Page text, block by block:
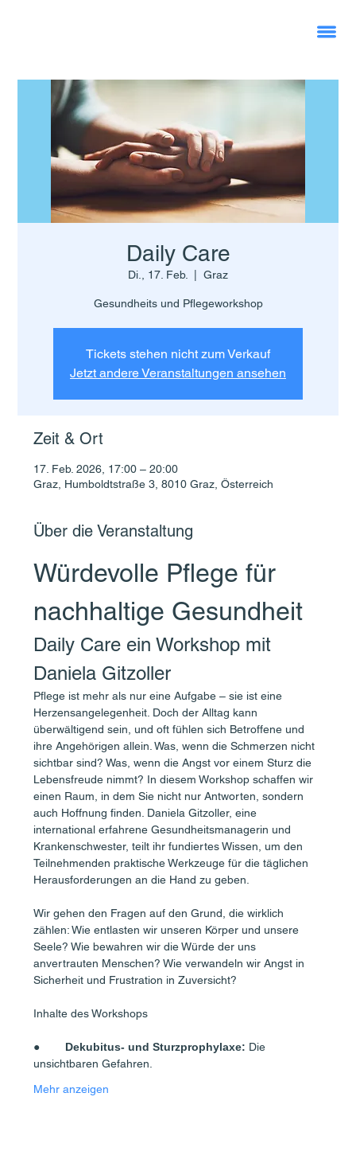
Daily Care
Di., 17. Feb. Graz
Gesundheits und Pflegeworkshop
Tickets stehen nicht zum Verkauf
Jetzt andere Veranstaltungen ansehen
Zeit & Ort
17. Feb. 2026, 17:00 – 20:00
Graz, Humboldtstraße 3, 8010 Graz, Österreich
Über die Veranstaltung
Würdevolle Pflege für
nachhaltige Gesundheit
Daily Care ein Workshop mit
Daniela Gitzoller
Pflege ist mehr als nur eine Aufgabe – sie ist eine
Herzensangelegenheit. Doch der Alltag kann
überwältigend sein, und oft fühlen sich Betroffene und
ihre Angehörigen allein. Was, wenn die Schmerzen nicht
sichtbar sind? Was, wenn die Angst vor einem Sturz die
Lebensfreude nimmt? In diesem Workshop schaffen wir
einen Raum, in dem Sie nicht nur Antworten, sondern
auch Hoffnung finden. Daniela Gitzoller, eine
international erfahrene Gesundheitsmanagerin und
Krankenschwester, teilt ihr fundiertes Wissen, um den
Teilnehmenden praktische Werkzeuge für die täglichen
Herausforderungen an die Hand zu geben.
Wir gehen den Fragen auf den Grund, die wirklich
zählen: Wie entlasten wir unseren Körper und unsere
Seele? Wie bewahren wir die Würde der uns
anvertrauten Menschen? Wie verwandeln wir Angst in
Sicherheit und Frustration in Zuversicht?
Inhalte des Workshops
Dekubitus- und Sturzprophylaxe: Die
unsichtbaren Gefahren.
Mehr anzeigen